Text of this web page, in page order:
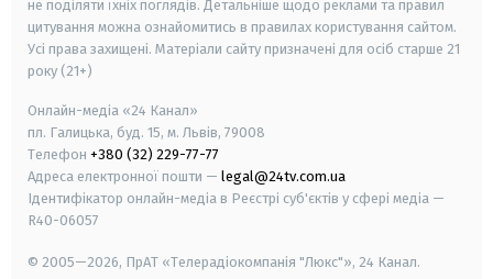
не поділяти їхніх поглядів. Детальніше щодо реклами та правил
цитування можна ознайомитись в правилах користування сайтом.
Усі права захищені. Матеріали сайту призначені для осіб старше 21
року (21+)
Онлайн-медіа «24 Канал»
пл. Галицька, буд. 15, м. Львів, 79008
Телефон +380 (32) 229-77-77
Адреса електронної пошти — legal@24tv.com.ua
Ідентифікатор онлайн-медіа в Реєстрі суб'єктів у сфері медіа —
R40-06057
© 2005—2026, ПрАТ «Телерадіокомпанія "Люкс"», 24 Канал.